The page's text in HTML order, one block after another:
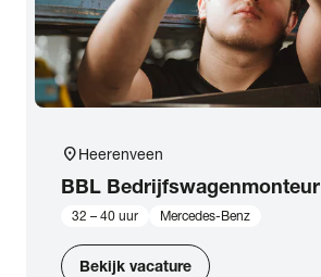
location_onHeerenveen
BBL Bedrijfswagenmonteur
32 – 40 uur Mercedes-Benz
Bekijk vacature